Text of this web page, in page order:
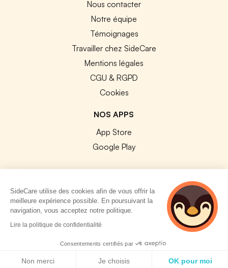
Nous contacter
Notre équipe
Témoignages
Travailler chez SideCare
Mentions légales
CGU & RGPD
Cookies
NOS APPS
App Store
Google Play
© 2026 SideCare. Tous droits réservés.
SideCare utilise des cookies afin de vous offrir la
meilleure expérience possible. En poursuivant la
navigation, vous acceptez notre politique.
Lire la politique de confidentialité
Consentements certifiés par
Non merci Je choisis OK pour moi
5 personnes
consultent
actuellement cette